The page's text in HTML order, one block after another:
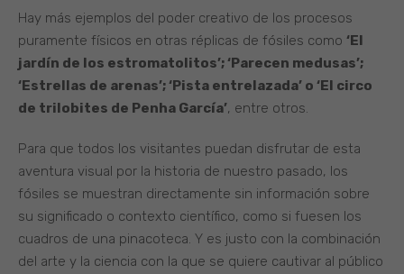
Hay más ejemplos del poder creativo de los procesos
puramente físicos en otras réplicas de fósiles como ‘El
jardín de los estromatolitos’; ‘Parecen medusas’;
‘Estrellas de arenas’; ‘Pista entrelazada’ o ‘El circo
de trilobites de Penha García’, entre otros.
Para que todos los visitantes puedan disfrutar de esta
aventura visual por la historia de nuestro pasado, los
fósiles se muestran directamente sin información sobre
su significado o contexto científico, como si fuesen los
cuadros de una pinacoteca. Y es justo con la combinación
del arte y la ciencia con la que se quiere cautivar al público